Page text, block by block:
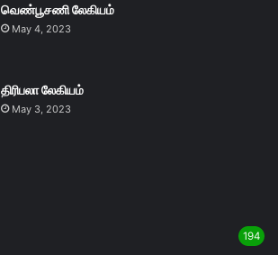
வெண்பூசணி லேகியம்
May 4, 2023
திரிபலா லேகியம்
May 3, 2023
194